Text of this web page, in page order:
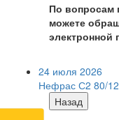
По вопросам
можете
электронной
24 июля 2026
Нефрас С2 80/
Назад